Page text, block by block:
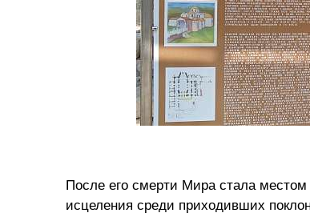
После его смерти Мира стала
исцеления среди приходивших